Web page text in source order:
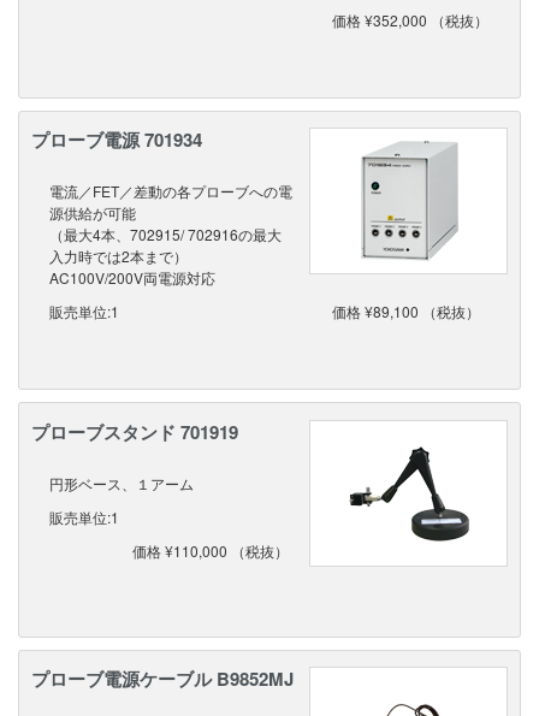
価格 ¥352,000 （税抜）
プローブ電源 701934
電流／FET／差動の各プローブへの電
源供給が可能
（最大4本、702915/ 702916の最大
入力時では2本まで）
AC100V/200V両電源対応
販売単位:1
価格 ¥89,100 （税抜）
プローブスタンド 701919
円形ベース、１アーム
販売単位:1
価格 ¥110,000 （税抜）
プローブ電源ケーブル B9852MJ